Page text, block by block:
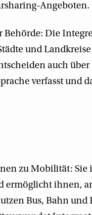
Angeboten.
Behörde: Die
und
auch über
verfasst und
zu Mobilität: Sie
ermöglicht ihnen,
Bus, Bahn und